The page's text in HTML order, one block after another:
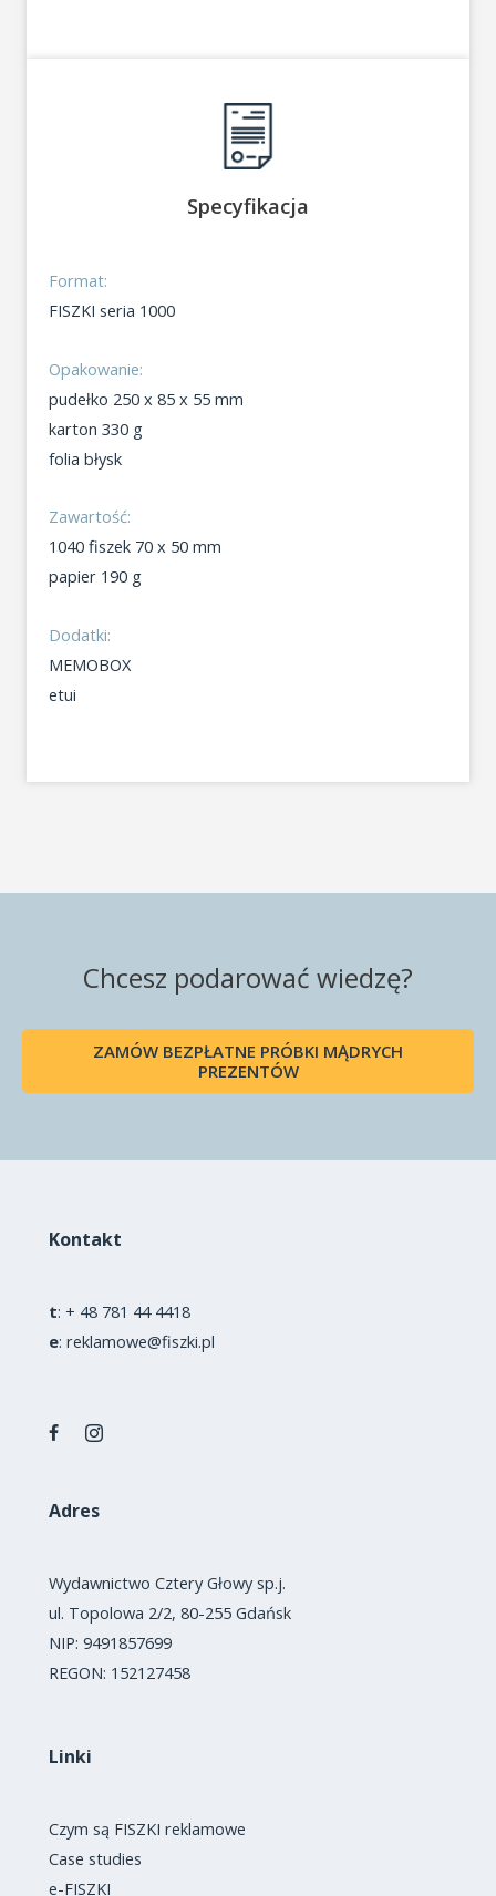
Specyfikacja
Format:
FISZKI seria 1000
Opakowanie:
pudełko 250 x 85 x 55 mm
karton 330 g
folia błysk
Zawartość:
1040 fiszek 70 x 50 mm
papier 190 g
Dodatki:
MEMOBOX
etui
Chcesz podarować wiedzę?
ZAMÓW BEZPŁATNE PRÓBKI MĄDRYCH
PREZENTÓW
Kontakt
t: + 48 781 44 4418
e: reklamowe@fiszki.pl
Adres
Wydawnictwo Cztery Głowy sp.j.
ul. Topolowa 2/2, 80-255 Gdańsk
NIP: 9491857699
REGON: 152127458
Linki
Czym są FISZKI reklamowe
Case studies
e-FISZKI